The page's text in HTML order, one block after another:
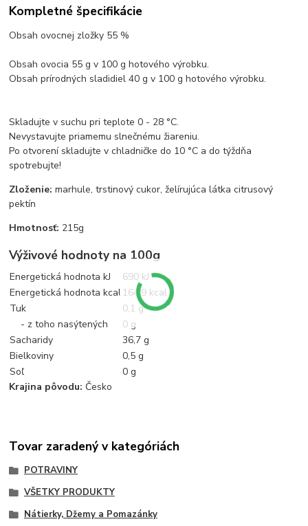
Kompletné špecifikácie
Obsah ovocnej zložky 55 %
Obsah ovocia 55 g v 100 g hotového výrobku.
Obsah prírodných sladidiel 40 g v 100 g hotového výrobku.
Skladujte v suchu pri teplote 0 - 28 °C.
Nevystavujte priamemu slnečnému žiareniu.
Po otvorení skladujte v chladničke do 10 °C a do týždňa
spotrebujte!
Zloženie:marhule, trstinový cukor, želírujúca látka citrusový
pektín
Hmotnosť: 215g
Výživové hodnoty na 100g
Energetická hodnota kJ
690 kJ
Energetická hodnota kcal 164,9 kcal
Tuk
0,1 g
- z toho nasýtených
0 g
Sacharidy
36,7 g
Bielkoviny
0,5 g
Soľ
0 g
Krajina pôvodu: Česko
Tovar zaradený v kategóriách
POTRAVINY
VŠETKY PRODUKTY
Nátierky, Džemy a Pomazánky